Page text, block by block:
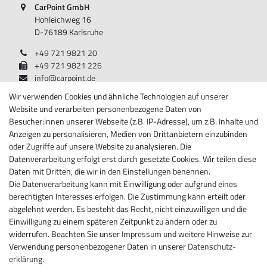
CarPoint GmbH
Hohleichweg 16
D-76189 Karlsruhe
+49 721 9821 20
+49 721 9821 226
info@carpoint.de
Informationen
Über Carpoint
Impressum
Daten­schutz­erklärung
AGB
Widerrufs­recht
Widerrufs­formular
Kontakt
Newsletter
Wir verwenden Cookies und ähnliche Technologien auf unserer
Website und verarbeiten personenbezogene Daten von
Besucher:innen unserer Webseite (z.B. IP-Adresse), um z.B. Inhalte und
Anzeigen zu personalisieren, Medien von Drittanbietern einzubinden
oder Zugriffe auf unsere Website zu analysieren. Die
Datenverarbeitung erfolgt erst durch gesetzte Cookies. Wir teilen diese
Daten mit Dritten, die wir in den Einstellungen benennen.
Die Datenverarbeitung kann mit Einwilligung oder aufgrund eines
berechtigten Interesses erfolgen. Die Zustimmung kann erteilt oder
abgelehnt werden. Es besteht das Recht, nicht einzuwilligen und die
Einwilligung zu einem späteren Zeitpunkt zu ändern oder zu
widerrufen. Beachten Sie unserImpressum und weitere Hinweise zur
Verwendung personenbezogener Daten in unsererDaten­schutz­
erklärung.